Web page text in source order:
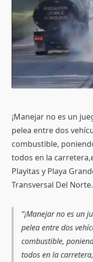
¡Manejar no es un
pelea entre dos
combustible,
todos en la
Playitas y Playa
Transversal Del Norte.
¡Manejar no es un
pelea entre dos
combustible,
todos en la